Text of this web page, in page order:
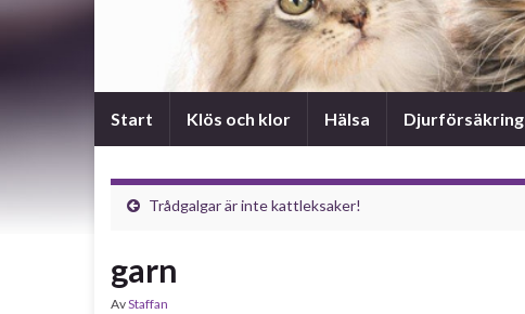
Start Klös och klor Hälsa Djurförsäkring
Trådgalgar är inte kattleksaker!
garn
AvStaffan